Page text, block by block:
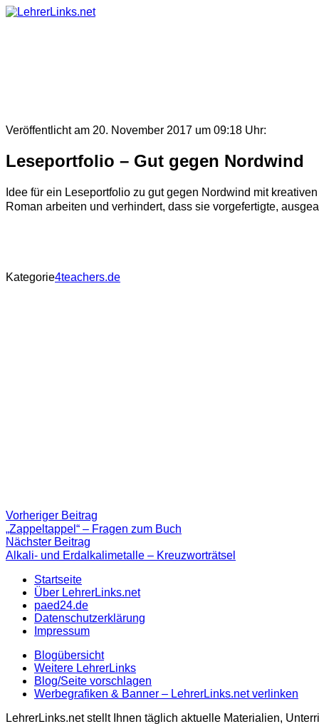
Skip
Veröffentlicht am 20. November 2017 um 09:18 Uhr:
Leseportfolio – Gut gegen Nordwind
Idee für ein Leseportfolio zu gut gegen Nordwind mit
Roman arbeiten und verhindert, dass sie vorgefertigte,
Kategorie4teachers.de
Beitragsnavigation
Vorheriger Beitrag
Beitrag:
„Zappeltappel“ – Fragen zum Buch
Nächster Beitrag
Beitrag
Alkali- und Erdalkalimetalle – Kreuzworträtsel
Startseite
Über LehrerLinks.net
paed24.de
Datenschutzerklärung
Impressum
Blogübersicht
Weitere LehrerLinks
Blog/Seite vorschlagen
Werbegrafiken & Banner – LehrerLinks.net verlinken
LehrerLinks.net stellt Ihnen täglich aktuelle Materialien,